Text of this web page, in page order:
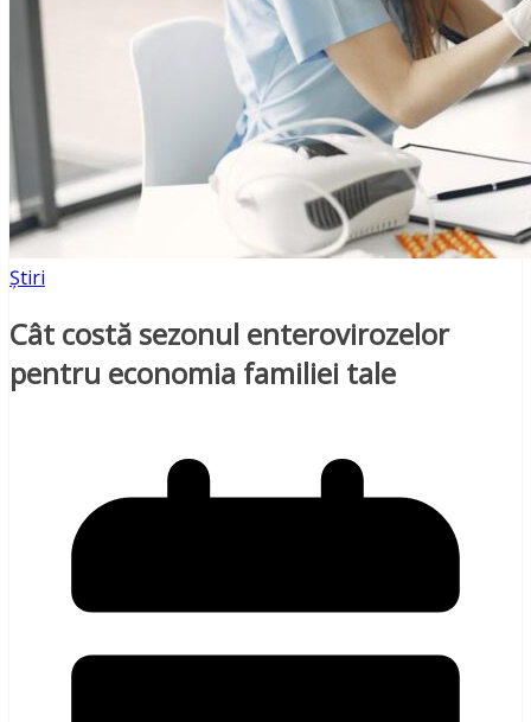
Știri
Cât costă sezonul enterovirozelor
pentru economia familiei tale